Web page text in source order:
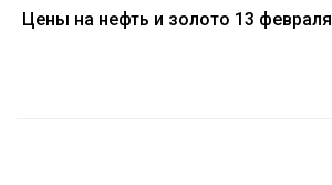
Цены на нефть и золото 13 февраля